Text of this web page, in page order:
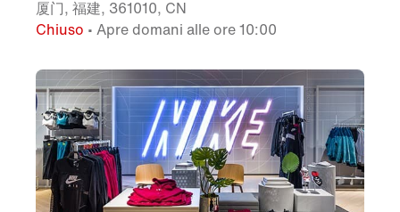
厦门, 福建, 361010, CN
Chiuso • Apre domani alle ore 10:00